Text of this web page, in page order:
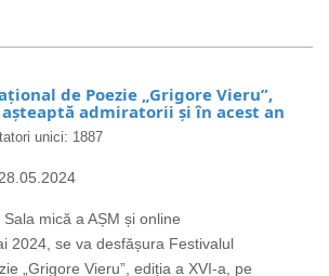
de Poezie „Grigore Vieru”,
admiratorii și în acest an
unici: 1887
28.05.2024
Sala mică a AȘM și online
2024, se va desfășura Festivalul
„Grigore Vieru”, ediția a XVI-a, pe